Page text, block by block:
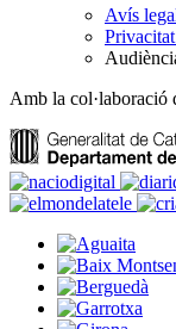
Avís
Amb la col·laboració